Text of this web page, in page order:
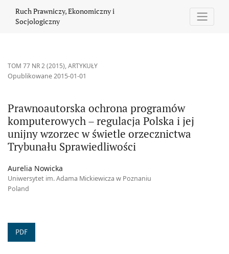
Ruch Prawniczy, Ekonomiczny i
Socjologiczny
TOM 77 NR 2 (2015),ARTYKUŁY
Prawnoautorska ochrona programów
komputerowych – regulacja Polska i jej
unijny wzorzec w świetle orzecznictwa
Trybunału Sprawiedliwości
Opublikowane 2015-01-01
Aurelia Nowicka
Uniwersytet im. Adama Mickiewicza w Poznaniu
Poland
PDF